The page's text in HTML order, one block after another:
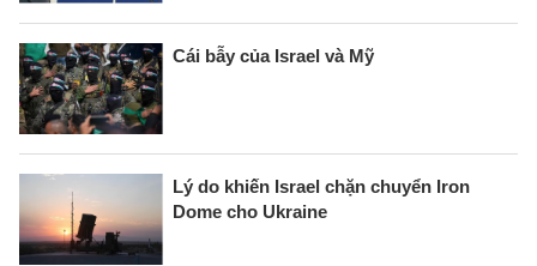
Cái bẫy của Israel và Mỹ
Lý do khiến Israel chặn chuyển Iron
Dome cho Ukraine